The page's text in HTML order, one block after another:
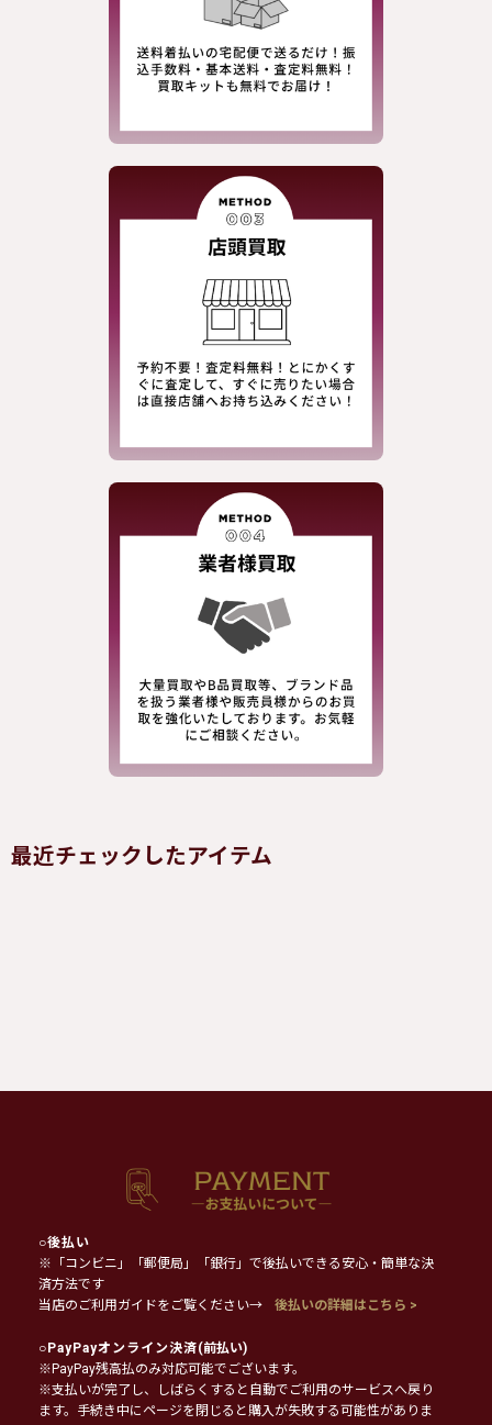
最近チェックしたアイテム
○後払い
※「コンビニ」「郵便局」「銀行」で後払いできる安心・簡単な決
済方法です
当店のご利用ガイドをご覧ください→
後払いの詳細はこちら >
○PayPayオンライン決済(前払い)
※PayPay残高払のみ対応可能でございます。
※支払いが完了し、しばらくすると自動でご利用のサービスへ戻り
ます。手続き中にページを閉じると購入が失敗する可能性がありま